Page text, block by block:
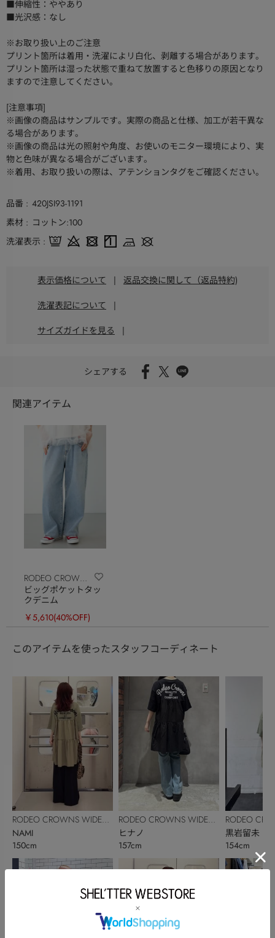
■伸縮性：ややあり
■光沢感：なし
※お取り扱い上のご注意
プリント箇所は着用・洗濯によリ白化、剥離する場合があります。
プリント箇所は湿った状態で重ねて放置すると色移りの原因となり
ますので注意してください。
[注意事項]
※画像の商品はサンプルです。実際の商品と仕様、加工が若干異な
る場合があります。
※画像の商品は光の照射や角度、お使いのモニター環境により、実
物と色味が異なる場合がございます。
※着用、お取り扱いの際は、アテンションタグをご確認ください。
品番
420JSI93-1191
素材
コットン:100
洗濯表示
表示価格について | 返品交換に関して（返品特約)
洗濯表記について |
サイズガイドを見る |
シェアする
関連アイテム
RODEO CROWNS
WIDE BOWL
ビッグポケットタッ
クデニム
￥5,610(40%OFF)
このアイテムを使ったスタッフコーディネート
RODEO CROWNS WIDE
BOWL
NAMI
150cm
RODEO CROWNS WIDE
BOWL
ヒナノ
157cm
RODEO
BOWL
黒岩留未
154cm